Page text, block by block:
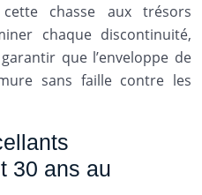
chasse aux trésors
chaque discontinuité,
que l’enveloppe de
sans faille contre les
30 ans au